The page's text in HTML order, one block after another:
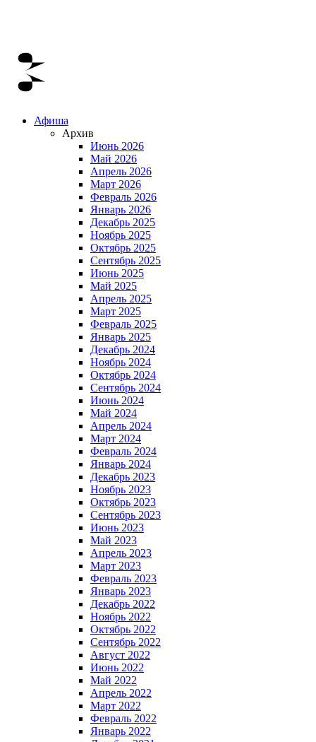
Афиша
Архив
Июнь 2026
Май 2026
Апрель 2026
Март 2026
Февраль 2026
Январь 2026
Декабрь 2025
Ноябрь 2025
Октябрь 2025
Сентябрь 2025
Июнь 2025
Май 2025
Апрель 2025
Март 2025
Февраль 2025
Январь 2025
Декабрь 2024
Ноябрь 2024
Октябрь 2024
Сентябрь 2024
Июнь 2024
Май 2024
Апрель 2024
Март 2024
Февраль 2024
Январь 2024
Декабрь 2023
Ноябрь 2023
Октябрь 2023
Сентябрь 2023
Июнь 2023
Май 2023
Апрель 2023
Март 2023
Февраль 2023
Январь 2023
Декабрь 2022
Ноябрь 2022
Октябрь 2022
Сентябрь 2022
Август 2022
Июнь 2022
Май 2022
Апрель 2022
Март 2022
Февраль 2022
Январь 2022